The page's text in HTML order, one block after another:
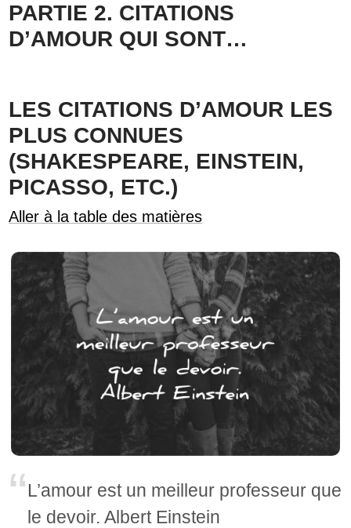
PARTIE 2. CITATIONS
D’AMOUR QUI SONT…
LES CITATIONS D’AMOUR LES
PLUS CONNUES
(SHAKESPEARE, EINSTEIN,
PICASSO, ETC.)
Aller à la table des matières
L’amour est un meilleur professeur que
le devoir. Albert Einstein